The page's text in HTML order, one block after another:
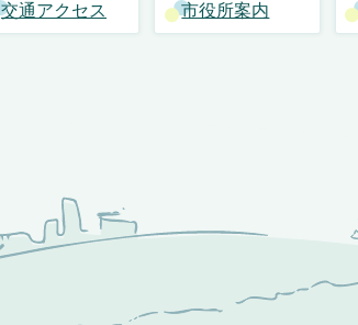
交通アクセス 市役所案内